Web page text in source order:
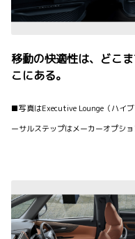
移動の快適性は、どこ
こにある。
■写真はExecutive Lounge（ハイ
ーサルステップはメーカーオプショ